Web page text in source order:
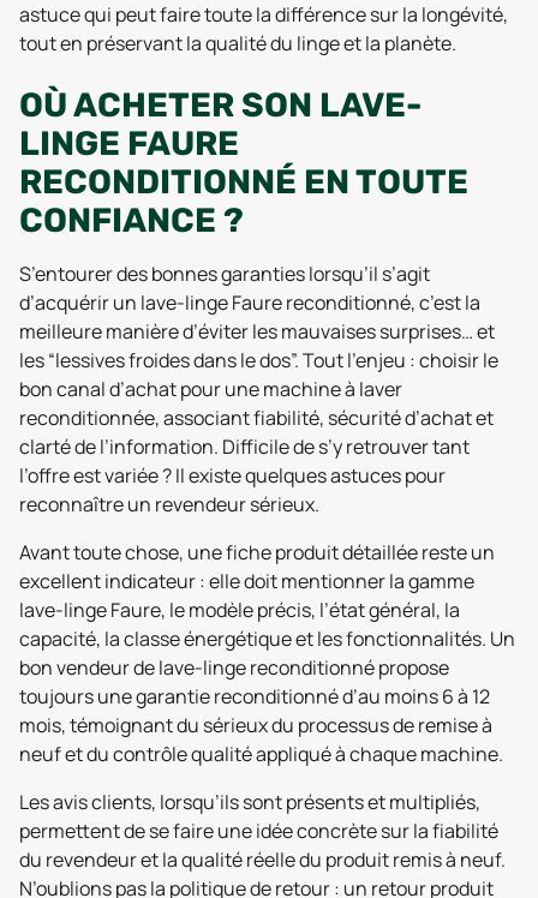
astuce qui peut faire toute la différence sur la longévité,
tout en préservant la qualité du linge et la planète.
OÙ ACHETER SON LAVE-
LINGE FAURE
RECONDITIONNÉ EN TOUTE
CONFIANCE ?
S’entourer des bonnes garanties lorsqu’il s’agit
d’acquérir un lave-linge Faure reconditionné, c’est la
meilleure manière d’éviter les mauvaises surprises… et
les “lessives froides dans le dos”. Tout l’enjeu : choisir le
bon canal d’achat pour une machine à laver
reconditionnée, associant fiabilité, sécurité d’achat et
clarté de l’information. Difficile de s’y retrouver tant
l’offre est variée ? Il existe quelques astuces pour
reconnaître un revendeur sérieux.
Avant toute chose, une fiche produit détaillée reste un
excellent indicateur : elle doit mentionner la gamme
lave-linge Faure, le modèle précis, l’état général, la
capacité, la classe énergétique et les fonctionnalités. Un
bon vendeur de lave-linge reconditionné propose
toujours une garantie reconditionné d’au moins 6 à 12
mois, témoignant du sérieux du processus de remise à
neuf et du contrôle qualité appliqué à chaque machine.
Les avis clients, lorsqu’ils sont présents et multipliés,
permettent de se faire une idée concrète sur la fiabilité
du revendeur et la qualité réelle du produit remis à neuf.
N’oublions pas la politique de retour : un retour produit